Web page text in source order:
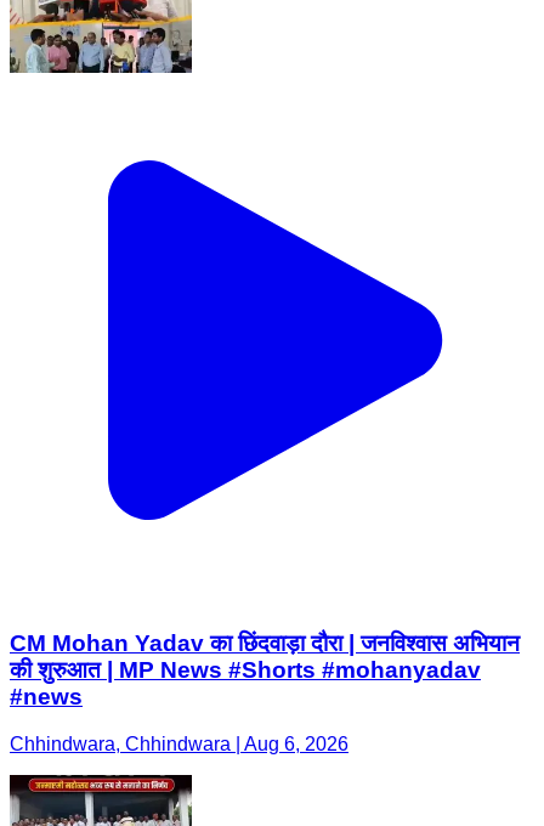
CM Mohan Yadav का छिंदवाड़ा दौरा | जनविश्वास अभियान
की शुरुआत | MP News #Shorts #mohanyadav
#news
Chhindwara, Chhindwara | Aug 6, 2026